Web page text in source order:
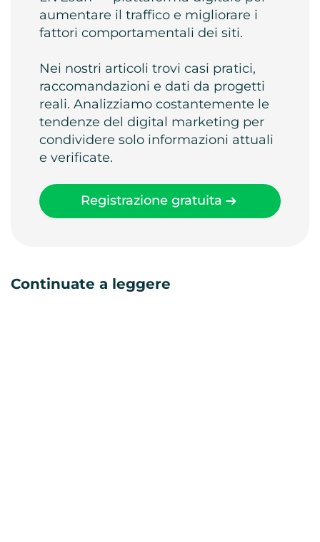
aumentare il traffico e migliorare i
fattori comportamentali dei siti.
Nei nostri articoli trovi casi pratici,
raccomandazioni e dati da progetti
reali. Analizziamo costantemente le
tendenze del digital marketing per
condividere solo informazioni attuali
e verificate.
Registrazione gratuita
Continuate a leggere